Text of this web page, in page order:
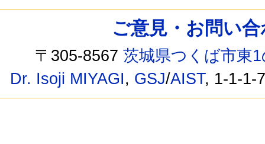
ご意見・お問い
〒305-8567茨城県つくば市東
Dr. Isoji MIYAGI, GSJ/AIST, 1-1-1-